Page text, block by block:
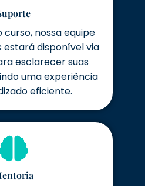
nossa equipe
estará disponível via
esclarecer suas
uma experiência
eficiente.